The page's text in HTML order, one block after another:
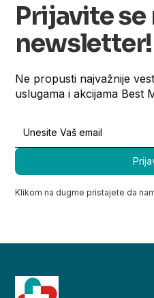
Prijavite se
newsletter!
Ne propusti najvažnije
uslugama i akcijama Best
Klikom na dugme pristajete da